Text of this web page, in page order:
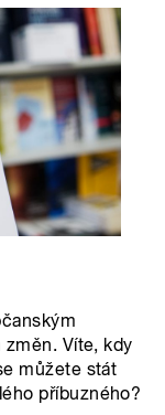
Víte, kdy
můžete stát
příbuzného?